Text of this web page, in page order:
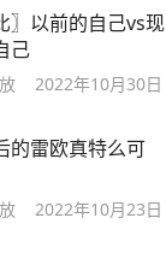
〗以前的自己vs现
己
2022年10月30日
的雷欧真特么可
2022年10月23日